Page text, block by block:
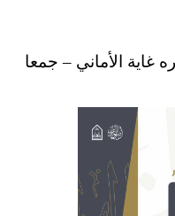
غاية الأماني – جمعا